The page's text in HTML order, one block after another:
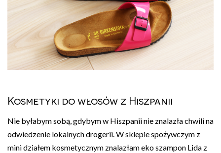
Kosmetyki do włosów z Hiszpanii
Nie byłabym sobą, gdybym w Hiszpanii nie znalazła chwili na
odwiedzenie lokalnych drogerii. W sklepie spożywczym z
mini działem kosmetycznym znalazłam eko szampon Lida z